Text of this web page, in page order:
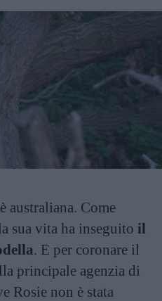
australiana. Come
sua vita ha inseguito il
. E per coronare il
principale agenzia di
Rosie non è stata